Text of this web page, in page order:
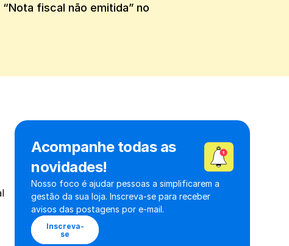
fiscal não emitida” no
Acompanhe todas as
novidades!
Nosso foco é ajudar pessoas a simplificarem a
gestão da sua loja. Inscreva-se para receber
avisos das postagens por e-mail.
Inscreva-
se